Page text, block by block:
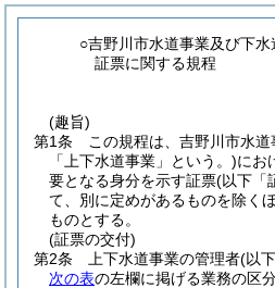
○吉野川市水道事業及び下
証票に関する規程
(趣旨)
第1条
この規程は、吉野川市水
「上下水道事業」という。)にお
要となる身分を示す証票(以下「
て、別に定めがあるものを除く
ものとする。
(証票の交付)
第2条
上下水道事業の管理者(以
次の表の左欄に掲げる業務の区分